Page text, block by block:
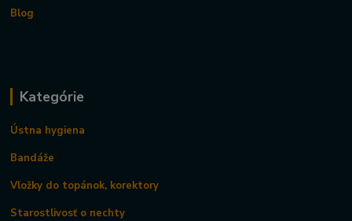
Blog
Kategórie
Ústna hygiena
Bandáže
Vložky do topánok, korektory
Starostlivosť o nechty